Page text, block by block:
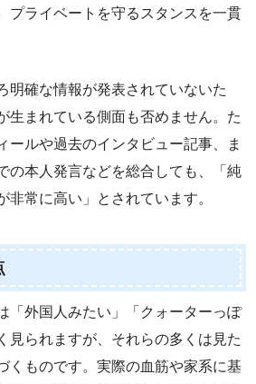
プライベートを守るスタンスを一貫
明確な情報が発表されていないた
生まれている側面も否めません。た
ールや過去のインタビュー記事、ま
の本人発言などを総合しても、「純
非常に高い」とされています。
「外国人みたい」「クォーターっぽ
見られますが、それらの多くは見た
くものです。実際の血筋や家系に基